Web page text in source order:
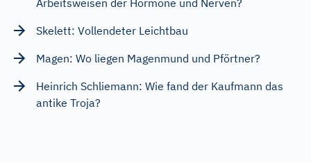
Skelett: Vollendeter Leichtbau
Magen: Wo liegen Magenmund und Pförtner?
Heinrich Schliemann: Wie fand der Kaufmann das
antike Troja?